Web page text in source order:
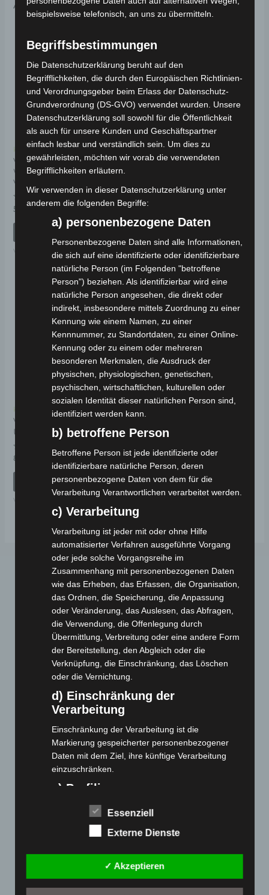
Ähnliche Produkte
Kostenloser Versand
VISTA UNTERER
WERKZEUGKASTEN
VORNE
Bewertet
mit
0
59,00€
IN DEN WARENKORB
VISTA
Kostenloser Versand
VISTA LENKER
Bewertet
mit
0
89,00€ *
VISTA
Kostenloser Versand
VISTA STAURAUM
UNTER DEM SITZ
Bewertet
0
89,00
IN DEN WARENKORB
VISTA
Webseite
Cashback-Aktion
Händler werden
Home
Gemeinsam spenden
Jobs
Reklamation einreichen
Produktpalette
Elektro-Fahrräder
Elektro-Kabinenroller
beispielsweise telefonisch, an uns zu übermitteln.
Begriffsbestimmungen
Die Datenschutzerklärung beruht auf den
Begrifflichkeiten, die durch den Europäischen Richtlinien-
und Verordnungsgeber beim Erlass der Datenschutz-
Grundverordnung (DS-GVO) verwendet wurden. Unsere
Datenschutzerklärung soll sowohl für die Öffentlichkeit
als auch für unsere Kunden und Geschäftspartner
einfach lesbar und verständlich sein. Um dies zu
gewährleisten, möchten wir vorab die verwendeten
Begrifflichkeiten erläutern.
Wir verwenden in dieser Datenschutzerklärung unter
anderem die folgenden Begriffe:
a) personenbezogene Daten
Personenbezogene Daten sind alle Informationen,
die sich auf eine identifizierte oder identifizierbare
natürliche Person (im Folgenden "betroffene
Person") beziehen. Als identifizierbar wird eine
natürliche Person angesehen, die direkt oder
indirekt, insbesondere mittels Zuordnung zu einer
Kennung wie einem Namen, zu einer
Kennnummer, zu Standortdaten, zu einer Online-
Kennung oder zu einem oder mehreren
besonderen Merkmalen, die Ausdruck der
physischen, physiologischen, genetischen,
psychischen, wirtschaftlichen, kulturellen oder
sozialen Identität dieser natürlichen Person sind,
identifiziert werden kann.
b) betroffene Person
Betroffene Person ist jede identifizierte oder
identifizierbare natürliche Person, deren
personenbezogene Daten von dem für die
Verarbeitung Verantwortlichen verarbeitet werden.
c) Verarbeitung
Verarbeitung ist jeder mit oder ohne Hilfe
automatisierter Verfahren ausgeführte Vorgang
oder jede solche Vorgangsreihe im
Zusammenhang mit personenbezogenen Daten
wie das Erheben, das Erfassen, die Organisation,
das Ordnen, die Speicherung, die Anpassung
oder Veränderung, das Auslesen, das Abfragen,
die Verwendung, die Offenlegung durch
Übermittlung, Verbreitung oder eine andere Form
der Bereitstellung, den Abgleich oder die
Verknüpfung, die Einschränkung, das Löschen
oder die Vernichtung.
d) Einschränkung der
Verarbeitung
Einschränkung der Verarbeitung ist die
Markierung gespeicherter personenbezogener
Daten mit dem Ziel, ihre künftige Verarbeitung
einzuschränken.
e) Profiling
Profiling ist jede Art der automatisierten
besteht, dass diese personenbezogenen Daten
Aspekte, die sich auf eine natürliche Person
beziehen, zu bewerten, insbesondere, um
Aspekte bezüglich Arbeitsleistung, wirtschaftlicher
Essenziell
Externe Dienste
✓ Akzeptieren